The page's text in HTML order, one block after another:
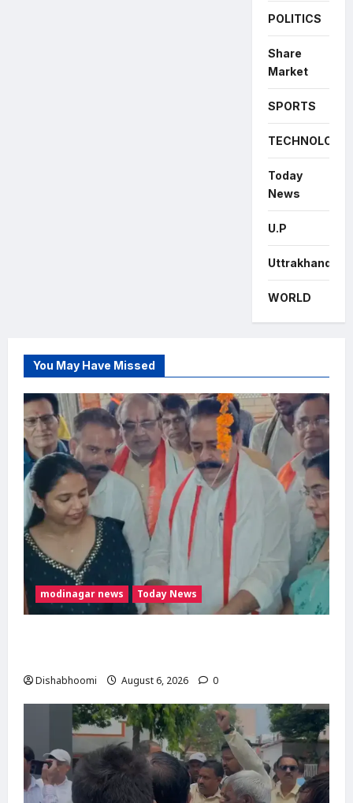
POLITICS
Share
Market
SPORTS
TECHNOLOGY
Today
News
U.P
Uttrakhand
WORLD
You May Have Missed
modinagar news Today News
Dishabhoomi August 6, 2026 0